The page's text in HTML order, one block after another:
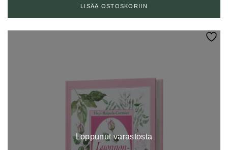
LISÄÄ OSTOSKORIIN
Loppunut varastosta